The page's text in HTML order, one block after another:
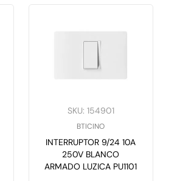
SKU: 154901
BTICINO
INTERRUPTOR 9/24 10A
250V BLANCO
ARMADO LUZICA PU1101